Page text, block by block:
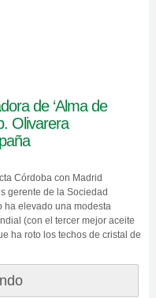
de ‘Alma de
Olivarera
Córdoba con Madrid
gerente de la Sociedad
ha elevado una modesta
(con el tercer mejor aceite
ha roto los techos de cristal de